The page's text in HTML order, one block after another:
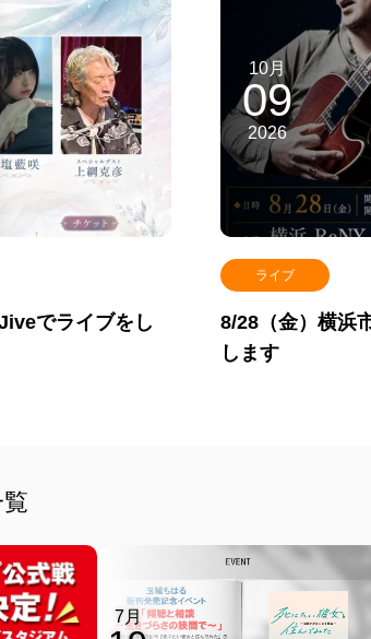
でライブをし
10月
09
2026
ライブ
8/28（金）横浜
します
7月